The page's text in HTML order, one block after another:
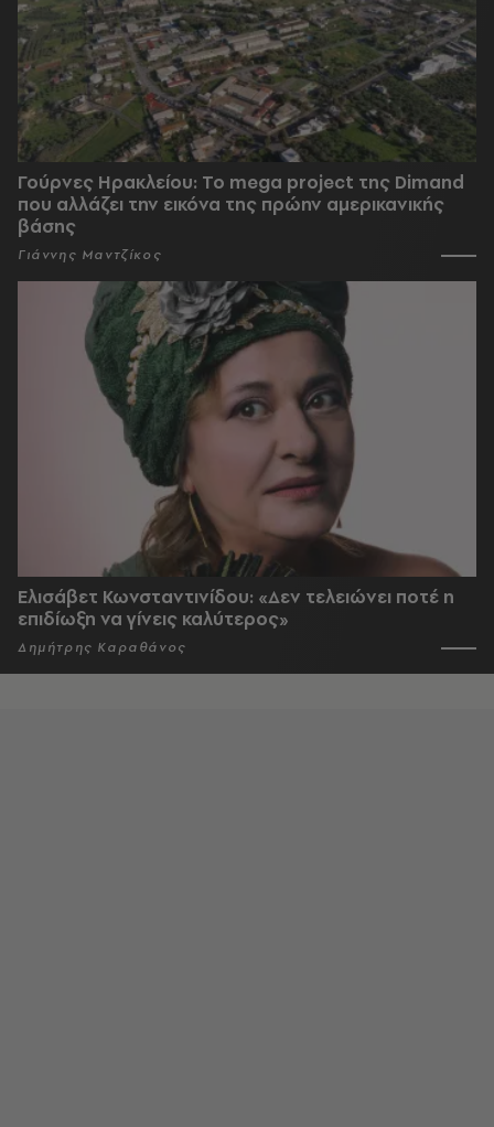
Γούρνες Ηρακλείου: To mega project της Dimand
που αλλάζει την εικόνα της πρώην αμερικανικής
βάσης
Γιάννης Μαντζίκος
Ελισάβετ Κωνσταντινίδου: «Δεν τελειώνει ποτέ η
επιδίωξη να γίνεις καλύτερος»
Δημήτρης Καραθάνος